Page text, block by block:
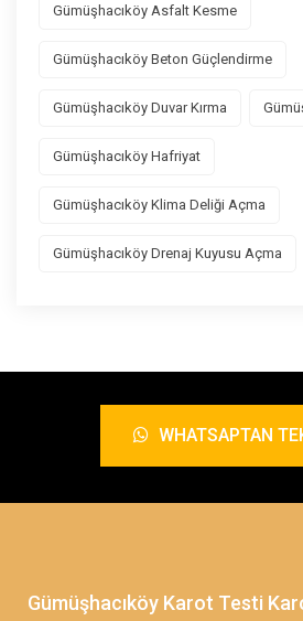
Gümüşhacıköy Asfalt Kesme
Gümüşhacıköy Beton Güçlendirme
Gümüşhacıköy Duvar Kırma
Gümüşhacıköy Hafriyat
Gümüşhacıköy Klima Deliği Açma
Gümüşhacıköy Drenaj Kuyusu Açma
WHATSAPTAN
Gümüşhacıköy Karot Testi